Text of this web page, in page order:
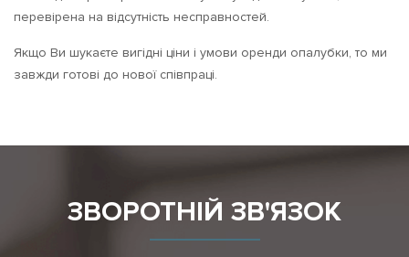
перевірена на відсутність несправностей.
Якщо Ви шукаєте вигідні ціни і умови оренди опалубки, то ми
завжди готові до нової співпраці.
ЗВОРОТНІЙ ЗВ'ЯЗОК